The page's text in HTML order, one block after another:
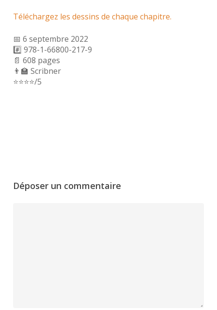
Téléchargez les dessins de chaque chapitre.
📅 6 septembre 2022
#️⃣ 978-1-66800-217-9
📄 608 pages
👨‍🏫 Scribner
⭐️⭐️⭐️⭐️/5
Déposer un commentaire